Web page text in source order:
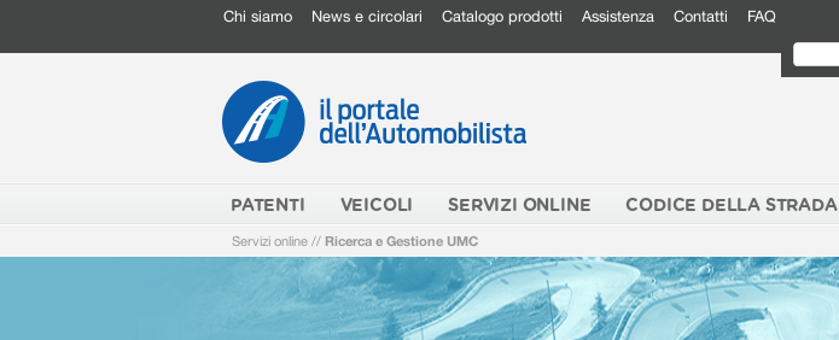
Chi siamo News e circolari Catalogo prodotti Assistenza Contatti FAQ
PATENTI VEICOLI SERVIZI ONLINE CODICE DELLA STRADA
Servizi online // Ricerca e Gestione UMC